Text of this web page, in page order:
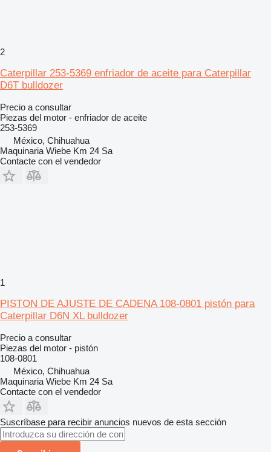
2
Caterpillar 253-5369 enfriador de aceite para Caterpillar
D6T bulldozer
Precio a consultar
Piezas del motor - enfriador de aceite
253-5369
México, Chihuahua
Maquinaria Wiebe Km 24 Sa
Contacte con el vendedor
1
PISTON DE AJUSTE DE CADENA 108-0801 pistón para
Caterpillar D6N XL bulldozer
Precio a consultar
Piezas del motor - pistón
108-0801
México, Chihuahua
Maquinaria Wiebe Km 24 Sa
Contacte con el vendedor
Suscríbase para recibir anuncios nuevos de esta sección